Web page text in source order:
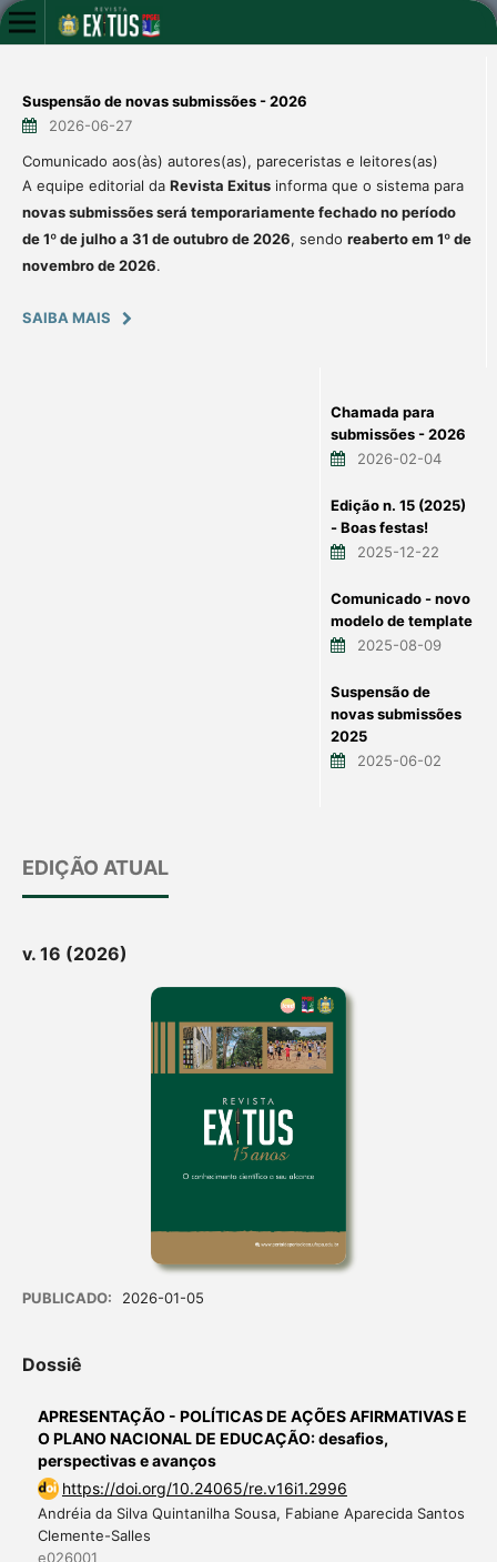
Suspensão de novas submissões - 2026
2026-06-27
Comunicado aos(às) autores(as), pareceristas e leitores(as)
A equipe editorial da Revista Exitusinforma que o sistema para
novas submissões será temporariamente fechado no período
de 1º de julho a 31 de outubro de 2026, sendo reaberto em 1º de
novembro de 2026.
SAIBA MAIS
Chamada para
submissões - 2026
2026-02-04
Edição n. 15 (2025)
- Boas festas!
2025-12-22
Comunicado - novo
modelo de template
2025-08-09
Suspensão de
novas submissões
2025
2025-06-02
EDIÇÃO ATUAL
v. 16 (2026)
PUBLICADO: 2026-01-05
Dossiê
APRESENTAÇÃO - POLÍTICAS DE AÇÕES AFIRMATIVAS E
O PLANO NACIONAL DE EDUCAÇÃO: desafios,
perspectivas e avanços
https://doi.org/10.24065/re.v16i1.2996
Andréia da Silva Quintanilha Sousa, Fabiane Aparecida Santos
Clemente-Salles
e026001